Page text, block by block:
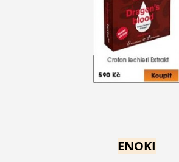
ENOKI